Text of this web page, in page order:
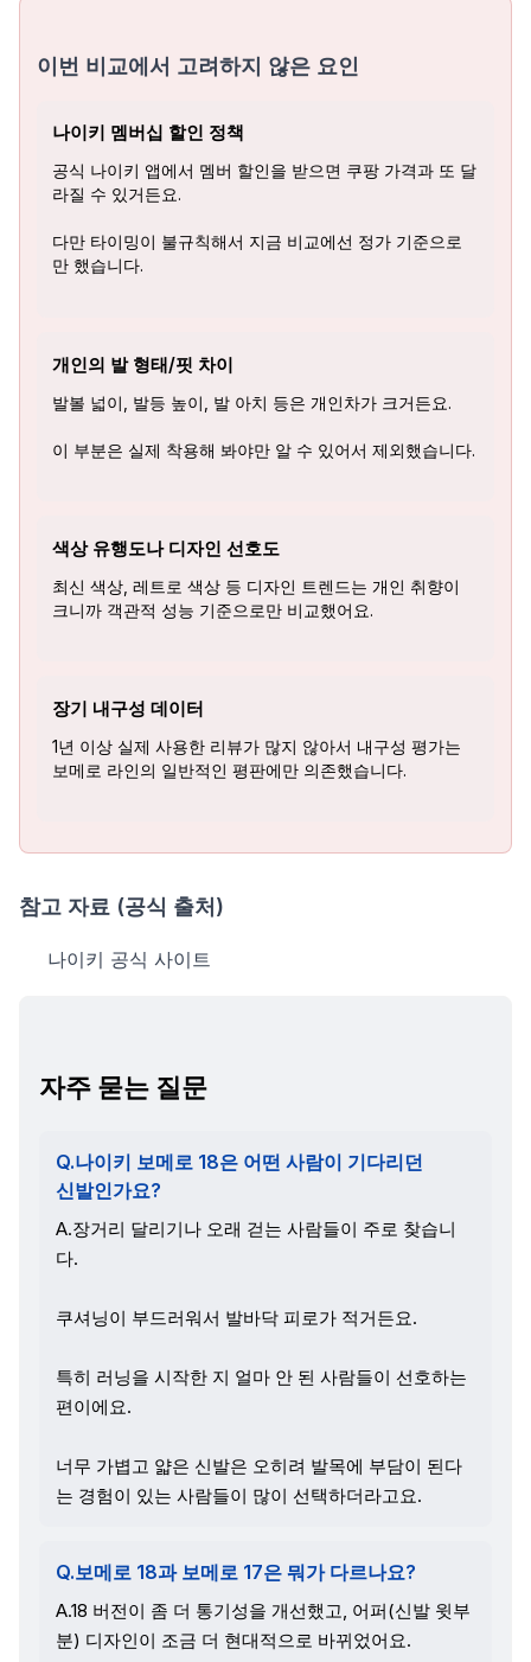
이번 비교에서 고려하지 않은 요인
나이키 멤버십 할인 정책
공식 나이키 앱에서 멤버 할인을 받으면 쿠팡 가격과 또 달
라질 수 있거든요.
다만 타이밍이 불규칙해서 지금 비교에선 정가 기준으로
만 했습니다.
개인의 발 형태/핏 차이
발볼 넓이, 발등 높이, 발 아치 등은 개인차가 크거든요.
이 부분은 실제 착용해 봐야만 알 수 있어서 제외했습니다.
색상 유행도나 디자인 선호도
최신 색상, 레트로 색상 등 디자인 트렌드는 개인 취향이
크니까 객관적 성능 기준으로만 비교했어요.
장기 내구성 데이터
1년 이상 실제 사용한 리뷰가 많지 않아서 내구성 평가는
보메로 라인의 일반적인 평판에만 의존했습니다.
참고 자료 (공식 출처)
나이키 공식 사이트
자주 묻는 질문
Q.나이키 보메로 18은 어떤 사람이 기다리던
신발인가요?
A.장거리 달리기나 오래 걷는 사람들이 주로 찾습니
다.
쿠셔닝이 부드러워서 발바닥 피로가 적거든요.
특히 러닝을 시작한 지 얼마 안 된 사람들이 선호하는
편이에요.
너무 가볍고 얇은 신발은 오히려 발목에 부담이 된다
는 경험이 있는 사람들이 많이 선택하더라고요.
Q.보메로 18과 보메로 17은 뭐가 다르나요?
A.18 버전이 좀 더 통기성을 개선했고, 어퍼(신발 윗부
분) 디자인이 조금 더 현대적으로 바뀌었어요.